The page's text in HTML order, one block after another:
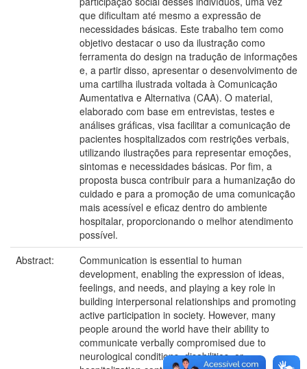
que dificultam até mesmo a expressão de
necessidades básicas. Este trabalho tem como
objetivo destacar o uso da ilustração como
ferramenta do design na tradução de informações
e, a partir disso, apresentar o desenvolvimento de
uma cartilha ilustrada voltada à Comunicação
Aumentativa e Alternativa (CAA). O material,
elaborado com base em entrevistas, testes e
análises gráficas, visa facilitar a comunicação de
pacientes hospitalizados com restrições verbais,
utilizando ilustrações para representar emoções,
sintomas e necessidades básicas. Por fim, a
proposta busca contribuir para a humanização do
cuidado e para a promoção de uma comunicação
mais acessível e eficaz dentro do ambiente
hospitalar, proporcionando o melhor atendimento
possível.
Abstract:
Communication is essential to human
development, enabling the expression of ideas,
feelings, and needs, and playing a key role in
building interpersonal relationships and promoting
active participation in society. However, many
people around the world have their ability to
communicate verbally compromised due to
neurological conditions, disabilities, or